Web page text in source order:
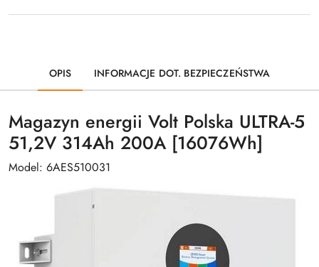
OPIS INFORMACJE DOT. BEZPIECZEŃSTWA
Magazyn energii Volt Polska ULTRA-5
51,2V 314Ah 200A [16076Wh]
Model: 6AES510031